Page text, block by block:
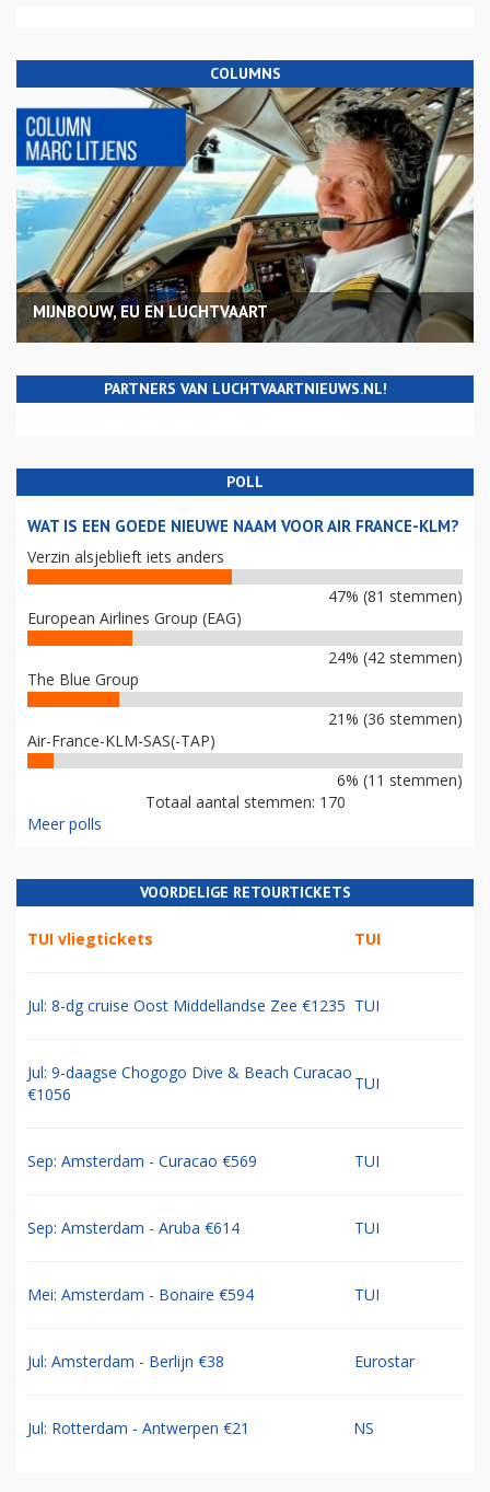
COLUMNS
MIJNBOUW, EU EN LUCHTVAART
PARTNERS VAN LUCHTVAARTNIEUWS.NL!
POLL
WAT IS EEN GOEDE NIEUWE NAAM VOOR AIR FRANCE-KLM?
Verzin alsjeblieft iets anders
47% (81 stemmen)
European Airlines Group (EAG)
24% (42 stemmen)
The Blue Group
21% (36 stemmen)
Air-France-KLM-SAS(-TAP)
6% (11 stemmen)
Totaal aantal stemmen: 170
Meer polls
VOORDELIGE RETOURTICKETS
TUI vliegtickets TUI
Jul: 8-dg cruise Oost Middellandse Zee €1235 TUI
Jul: 9-daagse Chogogo Dive & Beach Curacao
€1056
TUI
Sep: Amsterdam - Curacao €569 TUI
Sep: Amsterdam - Aruba €614 TUI
Mei: Amsterdam - Bonaire €594 TUI
Jul: Amsterdam - Berlijn €38 Eurostar
Jul: Rotterdam - Antwerpen €21 NS